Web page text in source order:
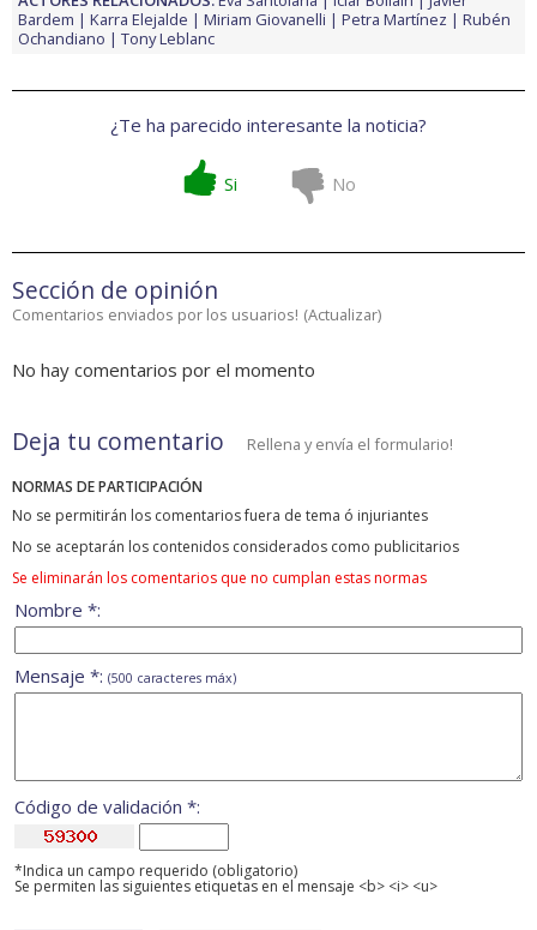
Bardem
Karra Elejalde Miriam Giovanelli Petra Martínez
Rubén
Ochandiano
Tony Leblanc
¿Te ha parecido interesante la noticia?
Si No
Sección de opinión
Comentarios enviados por los usuarios! (Actualizar)
No hay comentarios por el momento
Deja tu comentario Rellena y envía el formulario!
NORMAS DE PARTICIPACIÓN
No se permitirán los comentarios fuera de tema ó injuriantes
No se aceptarán los contenidos considerados como publicitarios
Se eliminarán los comentarios que no cumplan estas normas
Nombre *:
Mensaje *: (500 caracteres máx)
Código de validación *:
*Indica un campo requerido (obligatorio)
Se permiten las siguientes etiquetas en el mensaje <b> <i> <u>